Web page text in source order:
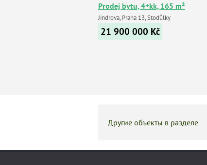
Prodej bytu, 4+kk, 165 m²
Jindrova, Praha 13, Stodůlky
21 900 000 Kč
Другие объекты в разделе